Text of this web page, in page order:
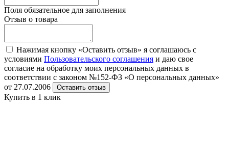
Поля обязательное для заполнения
Отзыв о товара
Нажимая кнопку «Оставить отзыв» я соглашаюсь с
условиями Пользовательского соглашения и даю свое
согласие на обработку моих персональных данных в
соответствии с законом №152-ФЗ «О персональных данных»
от 27.07.2006
Оставить отзыв
Купить в 1 клик